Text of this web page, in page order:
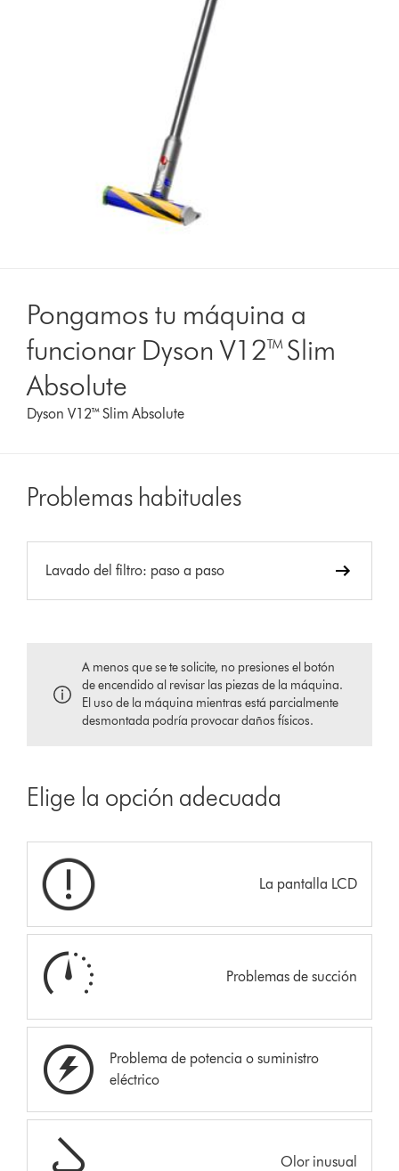
Pongamos tu máquina a
funcionar Dyson V12™ Slim
Absolute
Dyson V12™ Slim Absolute
Problemas habituales
Lavado del filtro: paso a paso
A menos que se te solicite, no presiones el botón
de encendido al revisar las piezas de la máquina.
El uso de la máquina mientras está parcialmente
desmontada podría provocar daños físicos.
Elige la opción adecuada
La pantalla LCD
Problemas de succión
Problema de potencia o suministro
eléctrico
Olor inusual